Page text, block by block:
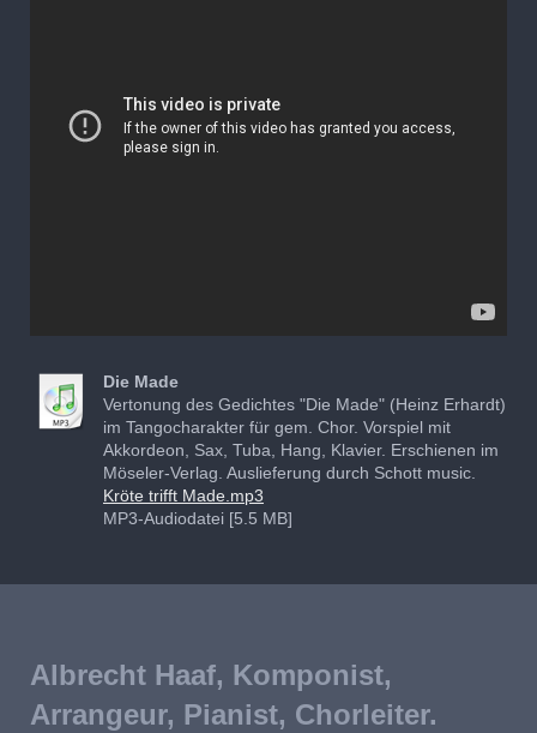
Die Made
Vertonung des Gedichtes "Die Made" (Heinz Erhardt)
im Tangocharakter für gem. Chor. Vorspiel mit
Akkordeon, Sax, Tuba, Hang, Klavier. Erschienen im
Möseler-Verlag. Auslieferung durch Schott music.
Kröte trifft Made.mp3
MP3-Audiodatei [5.5 MB]
Albrecht Haaf, Komponist,
Arrangeur, Pianist, Chorleiter.